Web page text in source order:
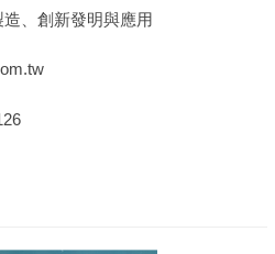
、創新發明與應用